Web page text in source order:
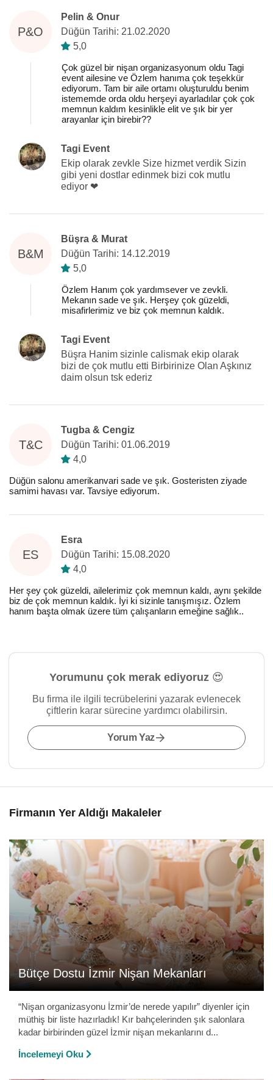
P&O
Pelin & Onur
Düğün Tarihi: 21.02.2020
5,0
Çok güzel bir nişan organizasyonum oldu Tagi
event ailesine ve Özlem hanıma çok teşekkür
ediyorum. Tam bir aile ortamı oluşturuldu benim
istememde orda oldu herşeyi ayarladılar çok çok
memnun kaldım kesinlikle elit ve şık bir yer
arayanlar için birebir??
Tagi Event
Ekip olarak zevkle Size hizmet verdik Sizin
gibi yeni dostlar edinmek bizi cok mutlu
ediyor ❤
B&M
Büşra & Murat
Düğün Tarihi: 14.12.2019
5,0
Özlem Hanım çok yardımsever ve zevkli.
Mekanın sade ve şık. Herşey çok güzeldi,
misafirlerimiz ve biz çok memnun kaldık.
Tagi Event
Büşra Hanim sizinle calismak ekip olarak
bizi de çok mutlu etti Birbirinize Olan Aşkınız
daim olsun tsk ederiz
T&C
Tugba & Cengiz
Düğün Tarihi: 01.06.2019
4,0
Düğün salonu amerikanvari sade ve şık. Gosteristen ziyade
samimi havası var. Tavsiye ediyorum.
ES
Esra
Düğün Tarihi: 15.08.2020
4,0
Her şey çok güzeldi, ailelerimiz çok memnun kaldı, aynı şekilde
biz de çok memnun kaldık. İyi ki sizinle tanışmışız. Özlem
hanım başta olmak üzere tüm çalışanların emeğine sağlık..
Yorumunu çok merak ediyoruz 😍
Bu firma ile ilgili tecrübelerini yazarak evlenecek
çiftlerin karar sürecine yardımcı olabilirsin.
Yorum Yaz
Firmanın Yer Aldığı Makaleler
Bütçe Dostu İzmir Nişan Mekanları
“Nişan organizasyonu İzmir’de nerede yapılır” diyenler için
müthiş bir liste hazırladık! Kır bahçelerinden şık salonlara
kadar birbirinden güzel İzmir nişan mekanlarını d...
İncelemeyi Oku